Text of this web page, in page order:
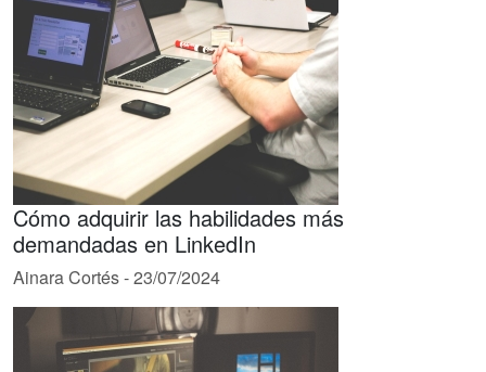
Cómo adquirir las habilidades más
demandadas en LinkedIn
Ainara Cortés-23/07/2024